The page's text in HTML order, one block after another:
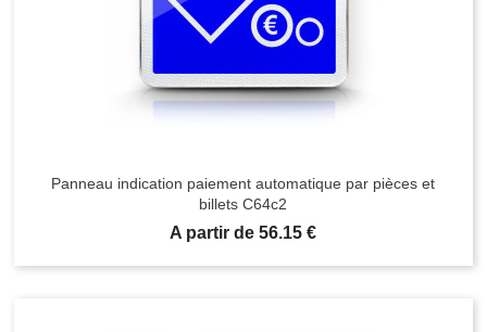
Panneau indication paiement automatique par pièces et
billets C64c2
Prix
A partir de 56.15 €